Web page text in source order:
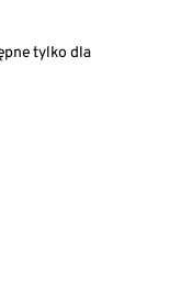
tylko dla